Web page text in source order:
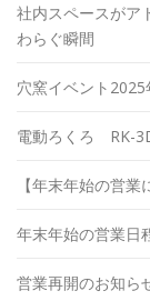
社内スペースがア
わらぐ瞬間
穴窯イベント2025
電動ろくろ RK-
【年末年始の営業
年末年始の営業日
営業再開のお知ら